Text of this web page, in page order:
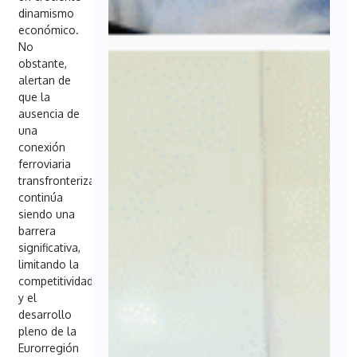
dinamismo
económico.
No
obstante,
alertan de
que la
ausencia de
una
conexión
ferroviaria
transfronteriza
continúa
siendo una
barrera
significativa,
limitando la
competitividad
y el
desarrollo
pleno de la
Eurorregión